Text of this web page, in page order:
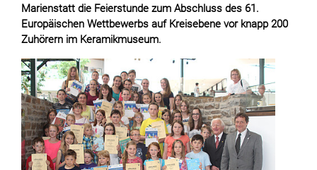
Marienstatt die Feierstunde zum Abschluss des 61.
Europäischen Wettbewerbs auf Kreisebene vor knapp 200
Zuhörern im Keramikmuseum.